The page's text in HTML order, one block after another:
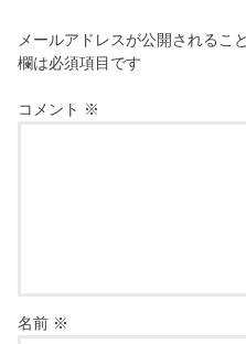
メールアドレスが公開されるこ
欄は必須項目です
コメント ※
名前 ※